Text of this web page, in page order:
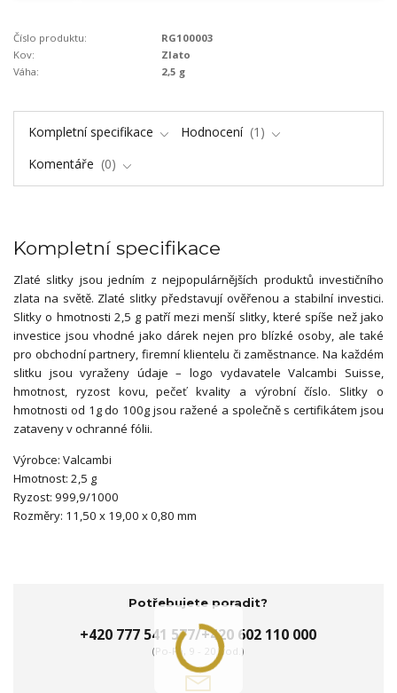
Číslo produktu:
RG100003
Kov:
Zlato
Váha:
2,5 g
Kompletní specifikace Hodnocení
1
Komentáře
0
Kompletní specifikace
Zlaté slitky jsou jedním z nejpopulárnějších produktů investičního
zlata na světě. Zlaté slitky představují ověřenou a stabilní investici.
Slitky o hmotnosti 2,5 g patří mezi menší slitky, které spíše než jako
investice jsou vhodné jako dárek nejen pro blízké osoby, ale také
pro obchodní partnery, firemní klientelu či zaměstnance. Na každém
slitku jsou vyraženy údaje – logo vydavatele Valcambi Suisse,
hmotnost, ryzost kovu, pečeť kvality a výrobní číslo. Slitky o
hmotnosti od 1g do 100g jsou ražené a společně s certifikátem jsou
zataveny v ochranné fólii.
Výrobce: Valcambi
Hmotnost: 2,5 g
Ryzost: 999,9/1000
Rozměry: 11,50 x 19,00 x 0,80 mm
Potřebujete poradit?
+420 777 541 577/+420 602 110 000
(Po-Pá, 9 - 20 hod.)